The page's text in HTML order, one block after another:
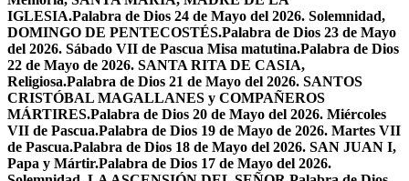
IGLESIA.Palabra de Dios 24 de Mayo del 2026. Solemnidad,
DOMINGO DE PENTECOSTÉS.Palabra de Dios 23 de Mayo
del 2026. Sábado VII de Pascua Misa matutina.Palabra de Dios
22 de Mayo de 2026. SANTA RITA DE CASIA,
Religiosa.Palabra de Dios 21 de Mayo del 2026. SANTOS
CRISTÓBAL MAGALLANES y COMPAÑEROS
MÁRTIRES.Palabra de Dios 20 de Mayo del 2026. Miércoles
VII de Pascua.Palabra de Dios 19 de Mayo de 2026. Martes VII
de Pascua.Palabra de Dios 18 de Mayo del 2026. SAN JUAN I,
Papa y Mártir.Palabra de Dios 17 de Mayo del 2026.